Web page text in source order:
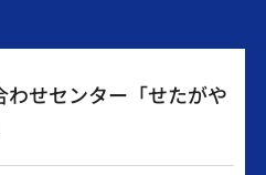
わせセンター「せたがや